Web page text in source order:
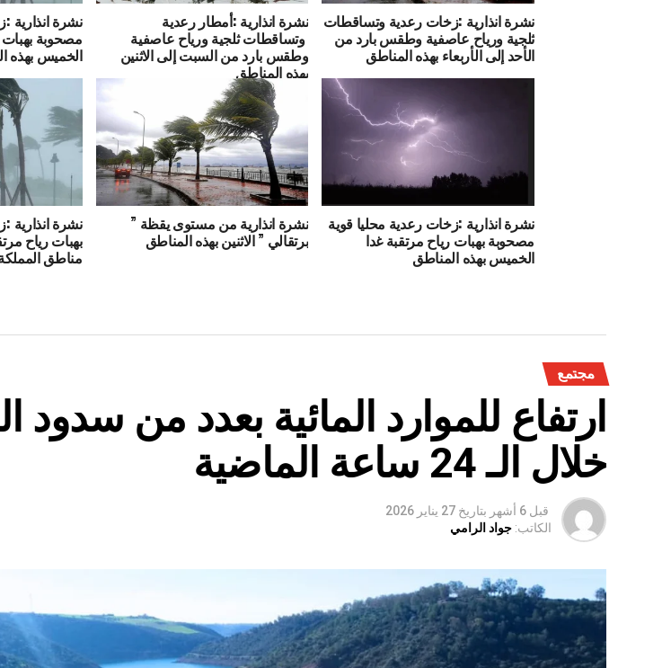
نشرة انذارية :زخات رعدية وتساقطات
ثلجية ورياح عاصفية وطقس بارد من
الأحد إلى الأربعاء بهذه المناطق
نشرة انذارية :أمطار رعدية
وتساقطات ثلجية ورياح عاصفية
وطقس بارد من السبت إلى الاثنين
بهذه المناطق
نشرة انذارية
مصحوبة بهبات
الخميس بهذه
نشرة انذارية :زخات رعدية محليا قوية
مصحوبة بهبات رياح مرتقبة غدا
الخميس بهذه المناطق
نشرة انذارية من مستوى يقظة ”
برتقالي ” الاثنين بهذه المناطق
نشرة
بهبات رياح
مناطق
مجتمع
ارتفاع للموارد المائية بعدد من سدود
خلال الـ 24 ساعة الماضية
قبل 6 أشهر بتاريخ 27 يناير 2026
الكاتب: جواد الرامي